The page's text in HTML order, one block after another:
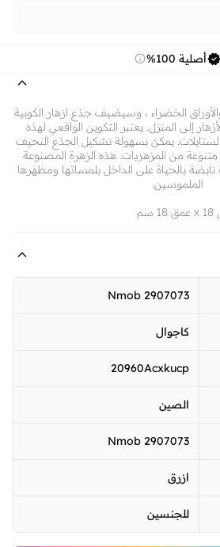
أصلية 100%
الخضراء ، وسيضيف جذع ازهار الكوبية
إلى المنزل. يعتبر التكوين الواقعي لهذه
يمكن بسهولة تشكيل الجذع النحيف
من المزهريات. هذه الزهرة المصنوعة
بالحياة على الداخل بلمساتها ومظهرها
الملموسين.
2907073 Nmob
كاجوال
20960Acxkucp
الصين
2907073 Nmob
ازرق
للجنسين